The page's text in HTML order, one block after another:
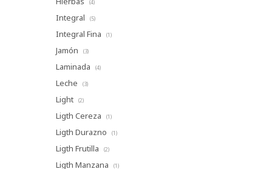
(4)
Integral (5)
Integral Fina (1)
Jamón (3)
Laminada (4)
Leche (3)
Light (2)
Ligth Cereza (1)
Ligth Durazno (1)
Ligth Frutilla (2)
Ligth Manzana (1)